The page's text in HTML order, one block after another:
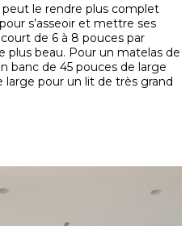
le rendre plus complet
s’asseoir et mettre ses
de 6 à 8 pouces par
plus beau. Pour un matelas de
banc de 45 pouces de large
large pour un lit de très grand